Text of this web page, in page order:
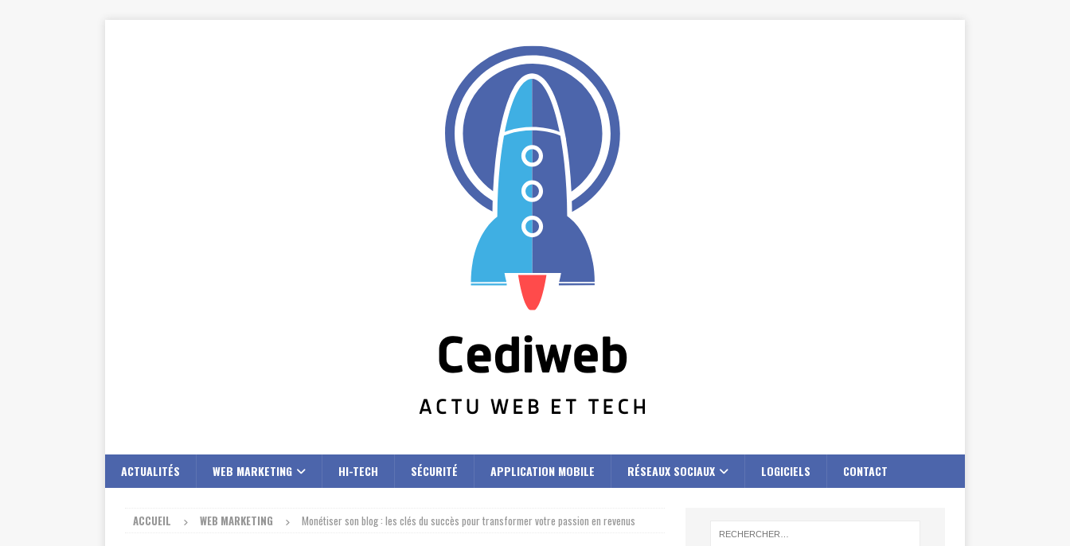
ACTUALITÉS WEB MARKETING HI-TECH SÉCURITÉ APPLICATION MOBILE RÉSEAUX SOCIAUX LOGICIELS CONTACT
ACCUEIL WEB MARKETING Monétiser son blog : les clés du succès pour transformer votre passion en revenus